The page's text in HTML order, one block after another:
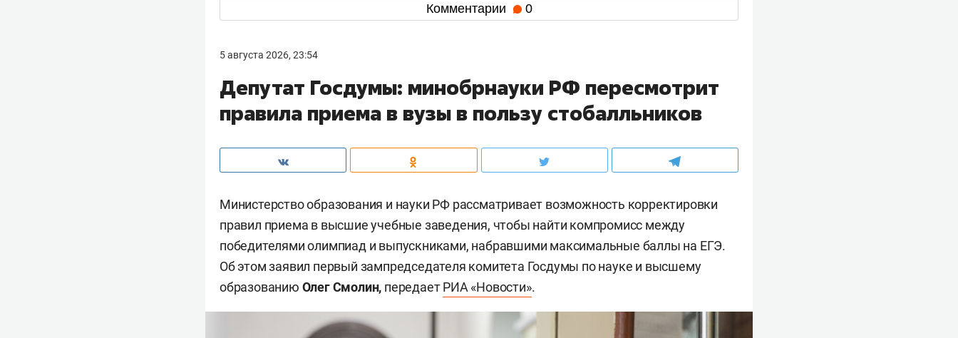
Комментарии 0
5 августа 2026, 23:54
Депутат Госдумы: минобрнауки РФ пересмотрит
правила приема в вузы в пользу стобалльников
Министерство образования и науки РФ рассматривает возможность корректировки
правил приема в высшие учебные заведения, чтобы найти компромисс между
победителями олимпиад и выпускниками, набравшими максимальные баллы на ЕГЭ.
Об этом заявил первый зампредседателя комитета Госдумы по науке и высшему
образованию Олег Смолин, передаетРИА «Новости».